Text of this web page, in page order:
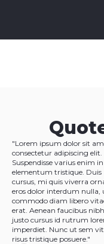
"Lorem ipsum dolor sit
consectetur adipiscing elit.
Suspendisse varius enim
elementum tristique. Duis
cursus, mi quis viverra
eros dolor interdum nulla,
commodo diam libero
erat. Aenean faucibus
justo cursus id rutrum
imperdiet. Nunc ut sem
risus tristique posuere."